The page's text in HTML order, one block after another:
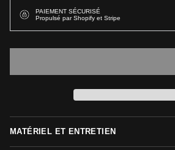
PAIEMENT SÉCURISÉ
Propulsé par Shopify et Stripe
MATÉRIEL ET ENTRETIEN